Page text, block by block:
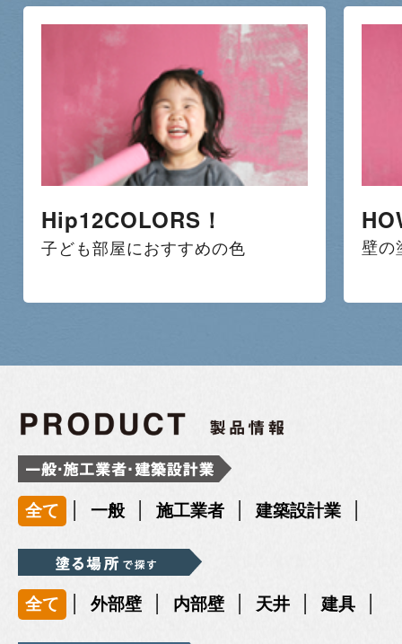
Hip12COLORS！
子ども部屋におすすめの色 壁の
全て | 一般 | 施工業者 | 建築設計業 |
全て | 外部壁 | 内部壁 | 天井 | 建具 |